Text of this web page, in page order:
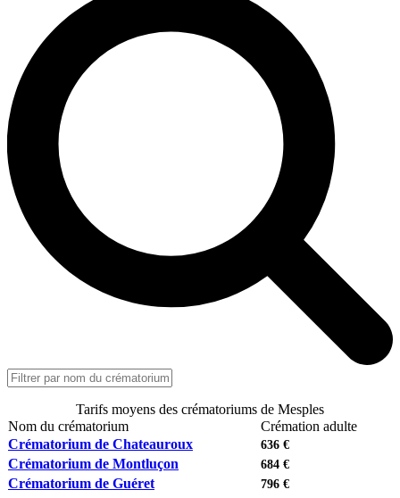
Tarifs moyens des crématoriums de Mesples
Nom du crématorium
Crémation adulte
Crématorium de Chateauroux
636 €
Crématorium de Montluçon 684 €
Crématorium de Guéret 796 €